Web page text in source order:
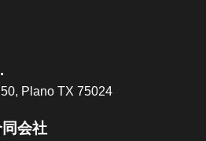
Plano TX 75024
会社